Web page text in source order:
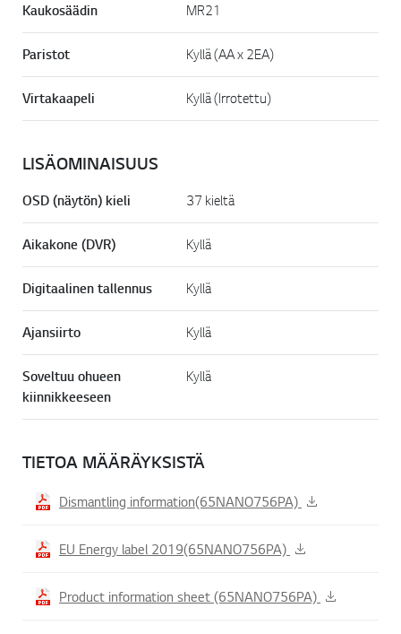
Kaukosäädin MR21
Paristot Kyllä (AA x 2EA)
Virtakaapeli Kyllä (Irrotettu)
LISÄOMINAISUUS
OSD (näytön) kieli 37 kieltä
Aikakone (DVR) Kyllä
Digitaalinen tallennus Kyllä
Ajansiirto Kyllä
Soveltuu ohueen
kiinnikkeeseen
Kyllä
TIETOA MÄÄRÄYKSISTÄ
Dismantling information(65NANO756PA)
EU Energy label 2019(65NANO756PA)
Product information sheet (65NANO756PA)